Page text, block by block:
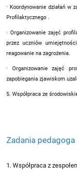
· Koordynowanie działań w
Profilaktycznego .
· Organizowanie zajęć
przez uczniów
reagowanie na zagrożenia.
· Organizowanie zajęć
zapobiegania zjawiskom
5. Współpraca ze
Zadania
1. Współpraca z